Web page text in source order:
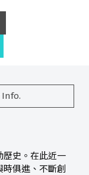
歷史。在此近一
俱進、不斷創